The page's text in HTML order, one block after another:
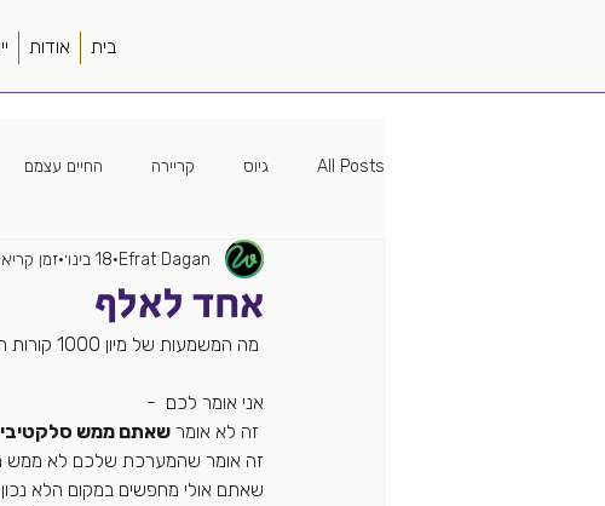
בית אודות
All Posts גיוס קריירה החיים עצמם
האישה הטובה פוליטיקה
עבודה מרחוק
מקורות גיוס מונחה נתונים
אחד לאלף
Efrat Dagan 18 בינו׳ זמן קריאה 1
אני אומר לכם  -
שאתם ממש
זה אומר שהמערכת שלכם לא ממש
שאתם אולי מחפשים במקום הלא נכון